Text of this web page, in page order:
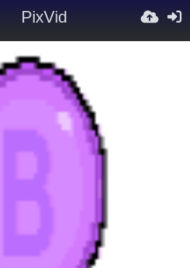
PixVid